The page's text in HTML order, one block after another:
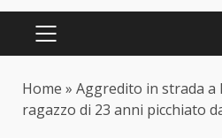
PRIMARY
Home » Aggredito in strada
ragazzo di 23 anni picchiato